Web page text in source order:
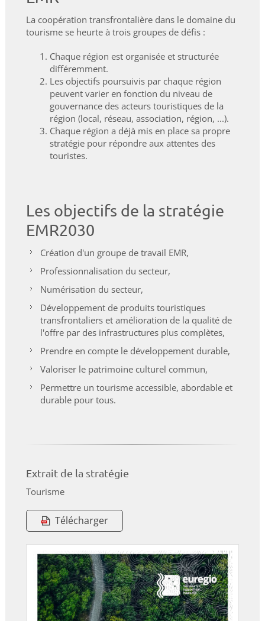
La coopération transfrontalière dans le domaine du
tourisme se heurte à trois groupes de défis :
Chaque région est organisée et structurée
différemment.
Les objectifs poursuivis par chaque région
peuvent varier en fonction du niveau de
gouvernance des acteurs touristiques de la
région (local, réseau, association, région, ...).
Chaque région a déjà mis en place sa propre
stratégie pour répondre aux attentes des
touristes.
Les objectifs de la stratégie
EMR2030
Création d'un groupe de travail EMR,
Professionnalisation du secteur,
Numérisation du secteur,
Développement de produits touristiques
transfrontaliers et amélioration de la qualité de
l'offre par des infrastructures plus complètes,
Prendre en compte le développement durable,
Valoriser le patrimoine culturel commun,
Permettre un tourisme accessible, abordable et
durable pour tous.
Extrait de la stratégie
Tourisme
Télécharger